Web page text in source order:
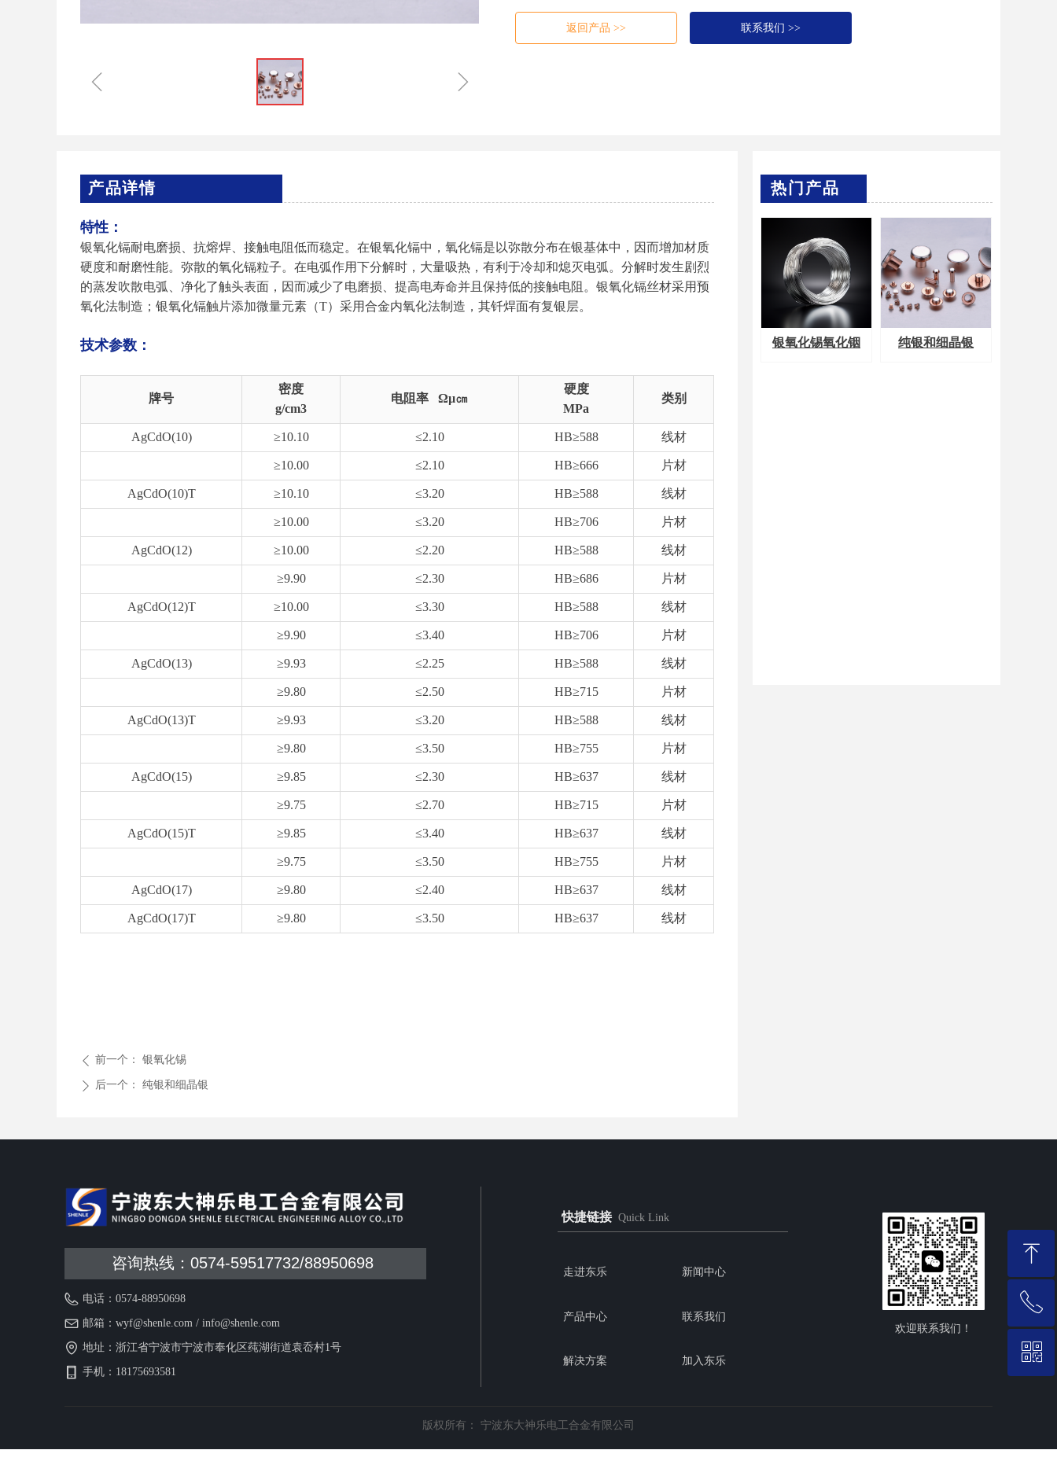
ꁆ ꁇ
返回产品 >> 联系我们 >>
特性：
银氧化镉耐电磨损、抗熔焊、接触电阻低而稳定。在银氧化镉中，氧化镉是以弥散分布在银基体中，因而增加材质
硬度和耐磨性能。弥散的氧化镉粒子。在电弧作用下分解时，大量吸热，有利于冷却和熄灭电弧。分解时发生剧烈
的蒸发吹散电弧、净化了触头表面，因而减少了电磨损、提高电寿命并且保持低的接触电阻。银氧化镉丝材采用预
氧化法制造；银氧化镉触片添加微量元素（T）采用合金内氧化法制造，其钎焊面有复银层。
技术参数：
牌号
密度
g/cm3
电阻率 Ωµ㎝
硬度
MPa
类别
AgCdO(10) ≥10.10 ≤2.10 HB≥588 线材
≥10.00 ≤2.10 HB≥666 片材
AgCdO(10)T ≥10.10 ≤3.20 HB≥588 线材
≥10.00 ≤3.20 HB≥706 片材
AgCdO(12) ≥10.00 ≤2.20 HB≥588 线材
≥9.90 ≤2.30 HB≥686 片材
AgCdO(12)T ≥10.00 ≤3.30 HB≥588 线材
≥9.90 ≤3.40 HB≥706 片材
AgCdO(13) ≥9.93 ≤2.25 HB≥588 线材
≥9.80 ≤2.50 HB≥715 片材
AgCdO(13)T ≥9.93 ≤3.20 HB≥588 线材
≥9.80 ≤3.50 HB≥755 片材
AgCdO(15) ≥9.85 ≤2.30 HB≥637 线材
≥9.75 ≤2.70 HB≥715 片材
AgCdO(15)T ≥9.85 ≤3.40 HB≥637 线材
≥9.75 ≤3.50 HB≥755 片材
AgCdO(17) ≥9.80 ≤2.40 HB≥637 线材
AgCdO(17)T ≥9.80 ≤3.50 HB≥637 线材
产品详情
ꄴ 前一个： 银氧化锡
ꄲ 后一个： 纯银和细晶银
热门产品
银氧化锡氧化铟 纯银和细晶银
咨询热线：0574-59517732/88950698
电话： 0574-88950698
邮箱： wyf@shenle.com / info@shenle.com
地址： 浙江省宁波市宁波市奉化区莼湖街道袁岙村1号
手机： 18175693581
快捷链接 Quick Link
走进东乐
产品中心
解决方案
新闻中心
联系我们
加入东乐
欢迎联系我们！
版权所有： 宁波东大神乐电工合金有限公司
ꁸ
回到顶部
ꂅ
0574-59517732/88950698
ꀥ